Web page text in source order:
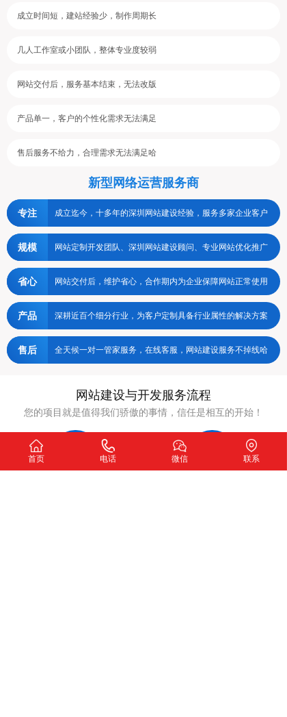
成立时间短，建站经验少，制作周期长
几人工作室或小团队，整体专业度较弱
网站交付后，服务基本结束，无法改版
产品单一，客户的个性化需求无法满足
售后服务不给力，合理需求无法满足哈
新型网络运营服务商
专注 成立迄今，十多年的深圳网站建设经验，服务多家企业客户
规模 网站定制开发团队、深圳网站建设顾问、专业网站优化推广
省心 网站交付后，维护省心，合作期内为企业保障网站正常使用
产品 深耕近百个细分行业，为客户定制具备行业属性的解决方案
售后 全天候一对一管家服务，在线客服，网站建设服务不掉线哈
网站建设与开发服务流程
您的项目就是值得我们骄傲的事情，信任是相互的开始！
首页 电话 微信 联系